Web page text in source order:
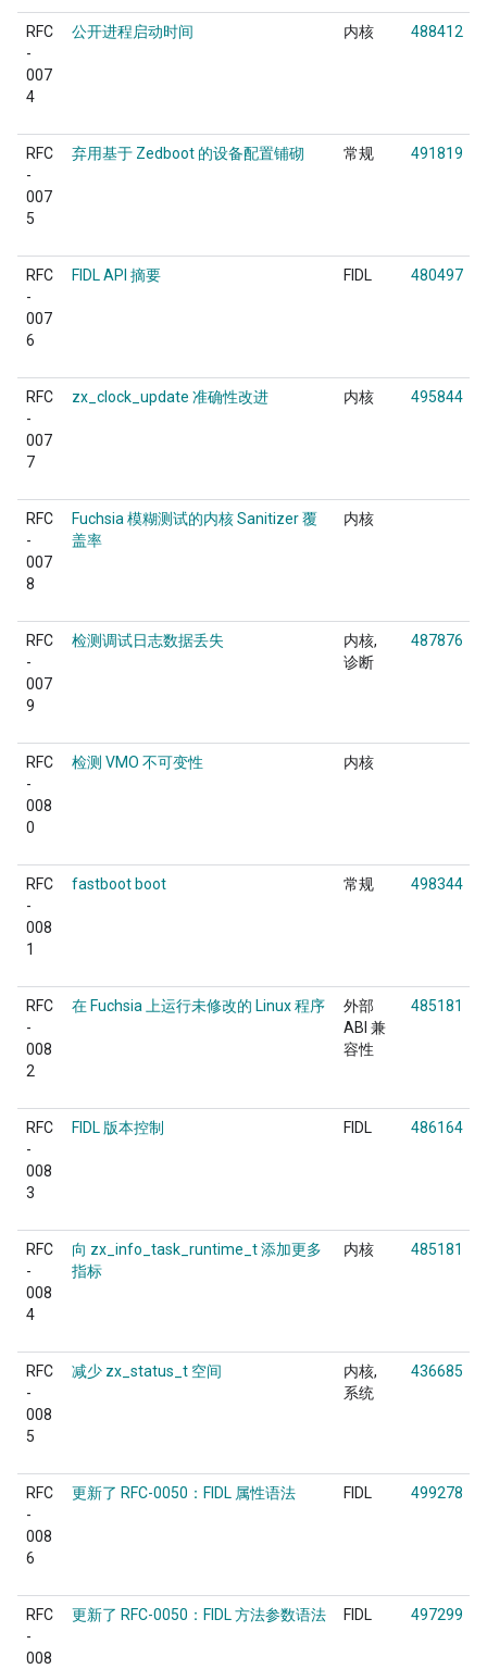
RFC
-
007
4
公开进程启动时间 内核 488412
RFC
-
007
5
弃用基于 Zedboot 的设备配置铺砌 常规 491819
RFC
-
007
6
FIDL API 摘要 FIDL 480497
RFC
-
007
7
zx_clock_update 准确性改进 内核 495844
RFC
-
007
8
Fuchsia 模糊测试的内核 Sanitizer 覆
盖率
内核
RFC
-
007
9
检测调试日志数据丢失
内核
诊断
487876
RFC
-
008
0
检测 VMO 不可变性 内核
RFC
-
008
1
fastboot boot 常规 498344
RFC
-
008
2
在 Fuchsia 上运行未修改的 Linux 程序
外部
ABI 兼
容性
485181
RFC
-
008
3
FIDL 版本控制 FIDL 486164
RFC
-
008
4
向 zx_info_task_runtime_t 添加更多
指标
内核 485181
RFC
-
008
5
减少 zx_status_t 空间
内核
系统
436685
RFC
-
008
6
更新了 RFC-0050：FIDL 属性语法 FIDL 499278
RFC
-
008
更新了 RFC-0050：FIDL 方法参数语法 FIDL 497299